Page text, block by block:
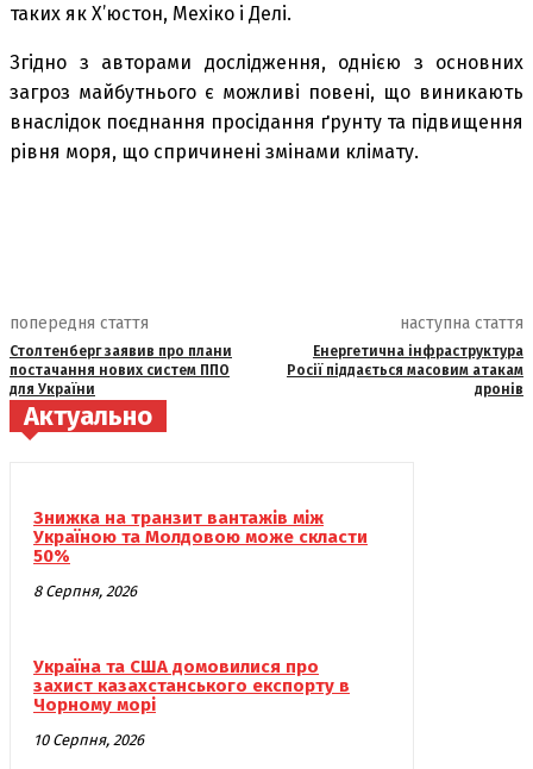
таких як Х’юстон, Мехіко і Делі.
Згідно з авторами дослідження, однією з основних
загроз майбутнього є можливі повені, що виникають
внаслідок поєднання просідання ґрунту та підвищення
рівня моря, що спричинені змінами клімату.
попередня стаття
Столтенберг заявив про плани
постачання нових систем ППО
для України
наступна стаття
Енергетична інфраструктура
Росії піддається масовим атакам
дронів
Актуально
Знижка на транзит вантажів між
Україною та Молдовою може скласти
50%
8 Серпня, 2026
Україна та США домовилися про
захист казахстанського експорту в
Чорному морі
10 Серпня, 2026